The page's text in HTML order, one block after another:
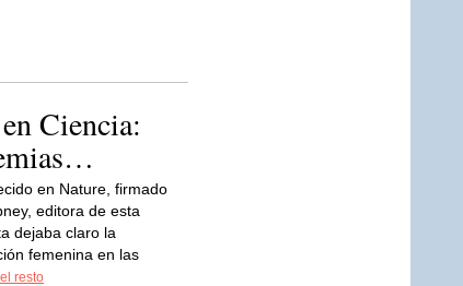
Ciencia:
en Nature, firmado
editora de esta
dejaba claro la
femenina en las
resto